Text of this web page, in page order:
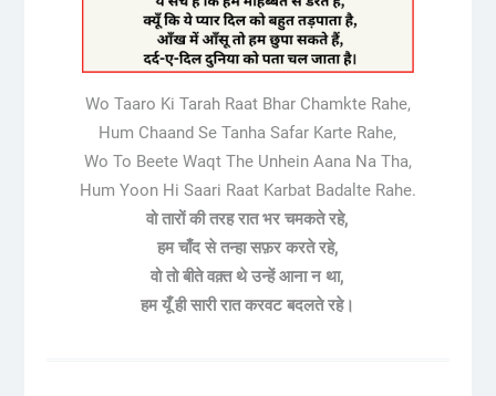
Wo Taaro Ki Tarah Raat Bhar Chamkte Rahe,
Hum Chaand Se Tanha Safar Karte Rahe,
Wo To Beete Waqt The Unhein Aana Na Tha,
Hum Yoon Hi Saari Raat Karbat Badalte Rahe.
वो तारों की तरह रात भर चमकते रहे,
हम चाँद से तन्हा सफ़र करते रहे,
वो तो बीते वक़्त थे उन्हें आना न था,
हम यूँ ही सारी रात करवट बदलते रहे।